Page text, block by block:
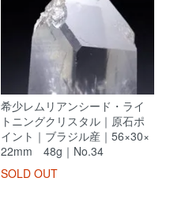
希少レムリアンシード・ライ
トニングクリスタル｜原石ポ
イント｜ブラジル産｜56×30×
22mm 48g｜No.34
SOLD OUT